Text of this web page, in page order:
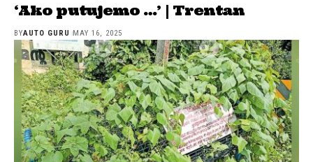
‘Ako putujemo …’ | Trentan
BYAUTO GURU MAY 16, 2025